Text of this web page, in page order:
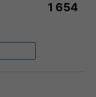
1 654